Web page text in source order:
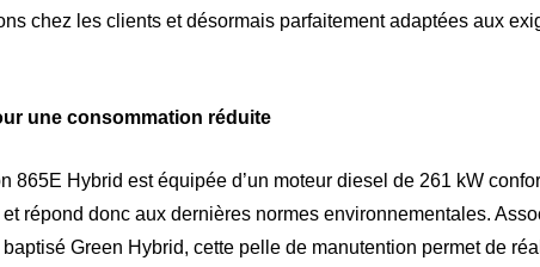
chez les clients et désormais parfaitement adaptées aux
une consommation réduite
865E Hybrid est équipée d’un moteur diesel de 261 kW
répond donc aux dernières normes environnementales.
baptisé Green Hybrid, cette pelle de manutention permet de